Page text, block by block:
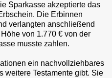
Sparkasse akzeptierte das
Die Erbinnen
verlangten anschließend
von 1.770 € von der
musste zahlen.
ein nachvollziehbares
weitere Testamente gibt. Sie